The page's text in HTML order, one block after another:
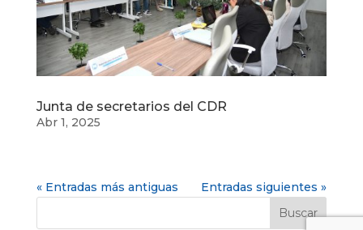
Junta de secretarios del CDR
Abr 1, 2025
« Entradas más antiguas Entradas siguientes »